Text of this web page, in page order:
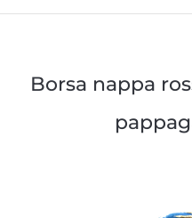
Borsa nappa